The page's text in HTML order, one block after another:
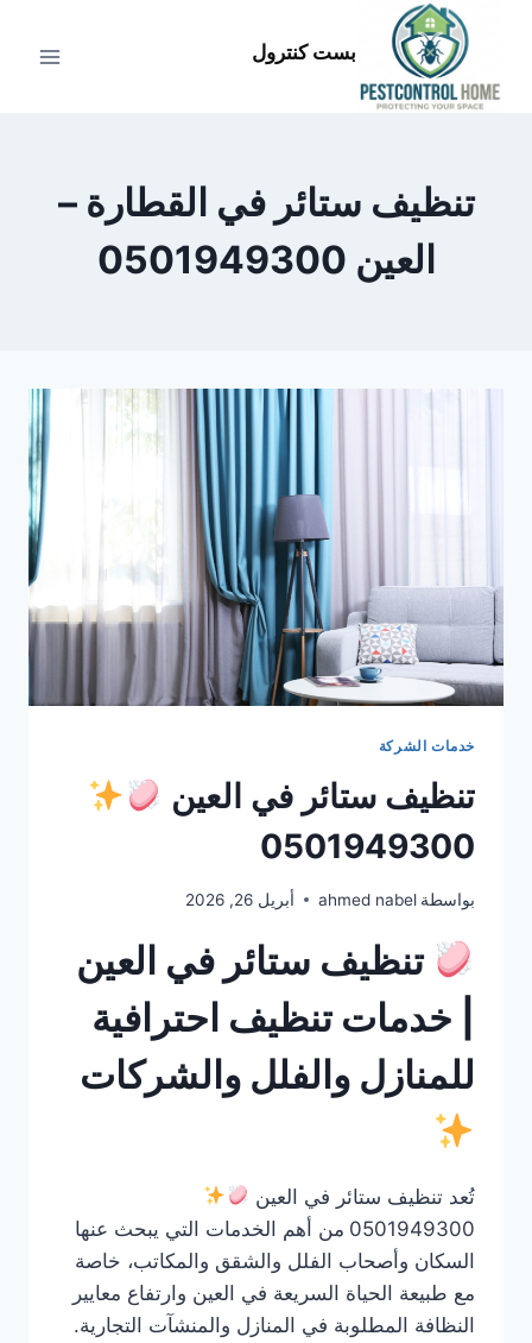
المحتوى
بست كنترول
تنظيف ستائر في القطارة –
العين 0501949300
خدمات الشركة
تنظيف ستائر في العين
0501949300
بواسطة ahmed nabel أبريل 26, 2026
تنظيف ستائر في العين
| خدمات تنظيف احترافية
للمنازل والفلل والشركات
تُعد تنظيف ستائر في العين
0501949300 من أهم الخدمات التي يبحث عنها
السكان وأصحاب الفلل والشقق والمكاتب، خاصة
مع طبيعة الحياة السريعة في العين وارتفاع معايير
النظافة المطلوبة في المنازل والمنشآت التجارية.